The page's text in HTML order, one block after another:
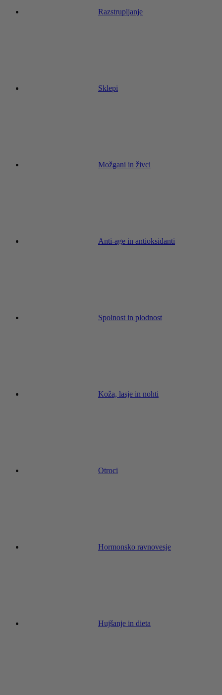
Razstrupljanje
Sklepi
Možgani in živci
Anti-age in antioksidanti
Spolnost in plodnost
Koža, lasje in nohti
Otroci
Hormonsko ravnovesje
Hujšanje in dieta